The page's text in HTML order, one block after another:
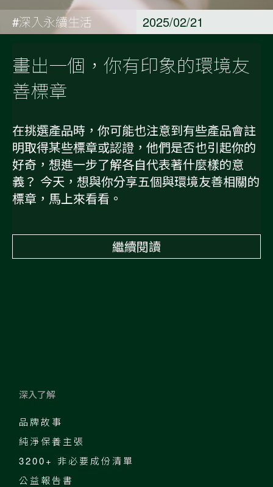
#深入永續生活 2025/02/21
畫出一個，你有印象的環境友
善標章
在挑選產品時，你可能也注意到有些產品會註
明取得某些標章或認證，他們是否也引起你的
好奇，想進一步了解各自代表著什麼樣的意
義？ 今天，想與你分享五個與環境友善相關的
標章，馬上來看看。
繼續閱讀
深入了解
品牌故事
純淨保養主張
3200+ 非必要成份清單
公益報告書